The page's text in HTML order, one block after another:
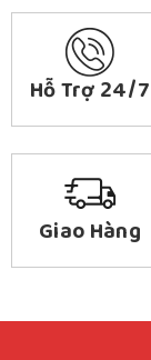
Hỗ Trợ 24/7
Giao Hàng